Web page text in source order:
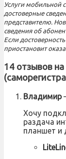
Услуги мобильной
достоверные
представителю.
сведения об
Если
приостановит
14 отзывов на
Владимир
Хочу
раздача
планшет и